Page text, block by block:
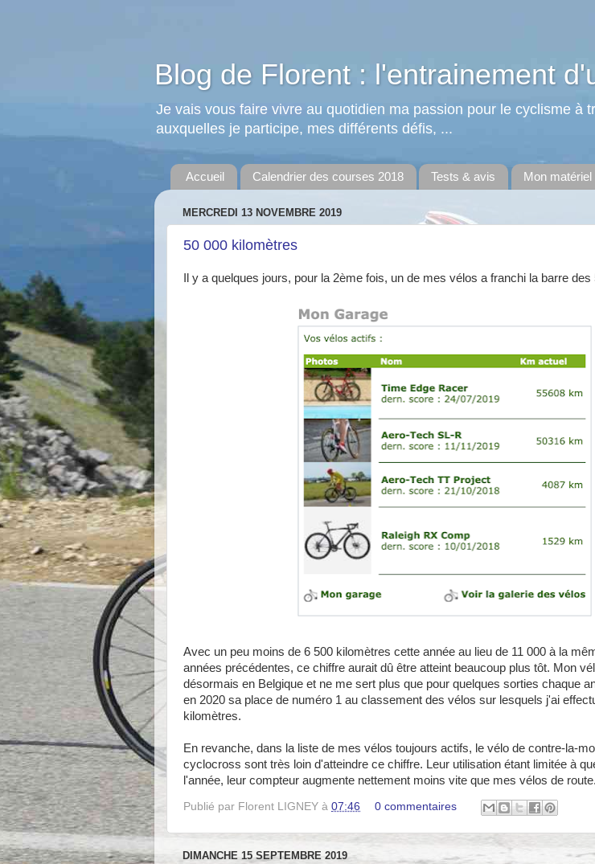
Blog de Florent : l'entrainement
Je vais vous faire vivre au quotidien ma passion pour le cyclisme à
auxquelles je participe, mes différents défis, ...
Accueil Calendrier des courses 2018 Tests & avis Mon matériel
MERCREDI 13 NOVEMBRE 2019
50 000 kilomètres
Il y a quelques jours, pour la 2ème fois, un de mes vélos a franchi la barre
Avec un peu moins de 6 500 kilomètres cette année au lieu de 11 000 à la
années précédentes, ce chiffre aurait dû être atteint beaucoup plus tôt. Mon
désormais en Belgique et ne me sert plus que pour quelques sorties chaque
en 2020 sa place de numéro 1 au classement des vélos sur lesquels j'ai
kilomètres.
En revanche, dans la liste de mes vélos toujours actifs, le vélo de contre-la-
cyclocross sont très loin d'atteindre ce chiffre. Leur utilisation étant limitée à
l'année, leur compteur augmente nettement moins vite que mes vélos de route.
Publié par Florent LIGNEY à 07:46 0 commentaires
DIMANCHE 15 SEPTEMBRE 2019